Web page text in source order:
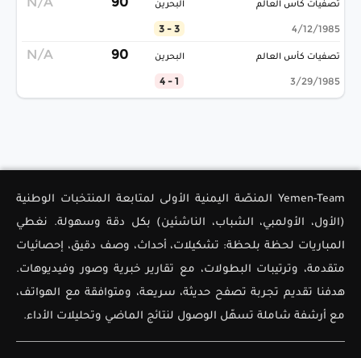
تصفيات كأس العالم
4/12/1985
البحرين
3 - 3
تصفيات كأس العالم
3/29/1985
البحرين
1 - 4
90
N/A
Yemen-Team المنصّة اليمنية الأولى لمتابعة المنتخبات الوطنية
(الأول، الأولمبي، الشباب، الناشئين) بكل دقة وسهولة. نغطي
المباريات لحظة بلحظة: تشكيلات، أحداث، وصف دقيق، إحصائيات
متقدمة، وترتيبات البطولات، مع تقارير خبرية وصور وفيديوهات.
هدفنا تقديم تجربة تصفح حديثة، سريعة، ومتوافقة مع الهواتف،
مع أرشفة شاملة تسهّل الوصول لنتائج الماضي وتحليلات الأداء.